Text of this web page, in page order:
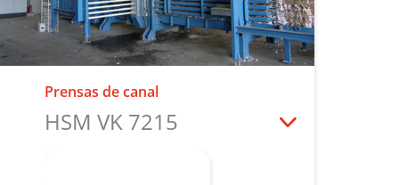
Prensas de canal
HSM VK 7215